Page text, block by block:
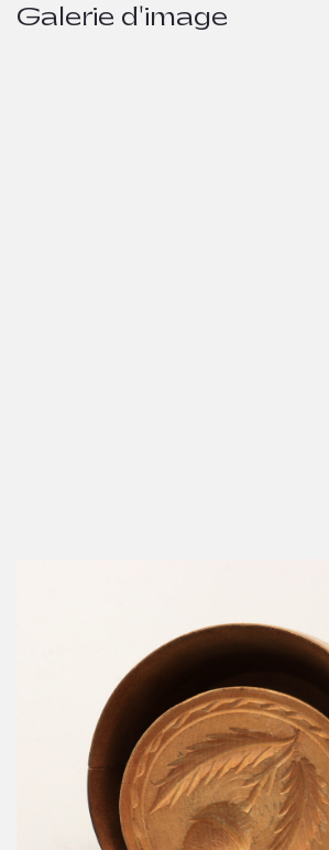
Galerie d'image